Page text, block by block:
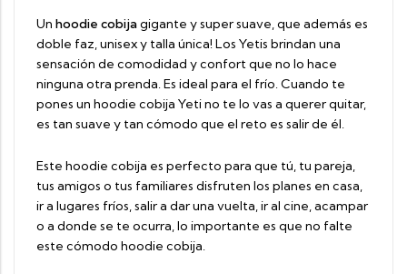
Un hoodie cobijagigante y super suave, que además es
doble faz, unisex y talla única! Los Yetis brindan una
sensación de comodidad y confort que no lo hace
ninguna otra prenda. Es ideal para el frío. Cuando te
pones un hoodie cobija Yeti no te lo vas a querer quitar,
es tan suave y tan cómodo que el reto es salir de él.
Este hoodie cobija es perfecto para que tú, tu pareja,
tus amigos o tus familiares disfruten los planes en casa,
ir a lugares fríos, salir a dar una vuelta, ir al cine, acampar
o a donde se te ocurra, lo importante es que no falte
este cómodo hoodie cobija.